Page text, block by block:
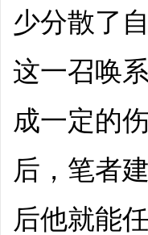
少分散了
这一召唤
成一定的
后，笔者
后他就能